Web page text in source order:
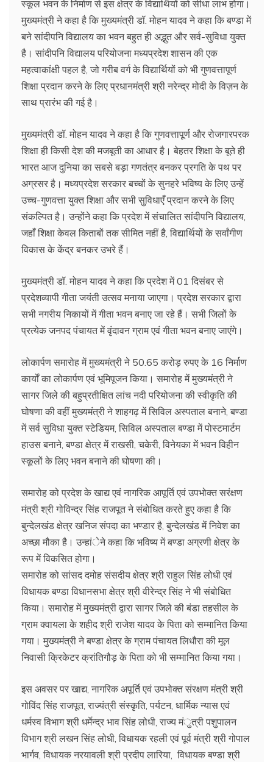
स्कूल भवन के निर्माण से इस क्षेत्र के विद्यार्थियों को सीधा लाभ होगा।
मुख्यमंत्री ने कहा है कि मुख्यमंत्री डॉ. मोहन यादव ने कहा कि बण्डा में
बने सांदीपनि विद्यालय का भवन बहुत ही अद्भुत और सर्व-सुविधा युक्त
है। सांदीपनि विद्यालय परियोजना मध्यप्रदेश शासन की एक
महत्वाकांक्षी पहल है, जो गरीब वर्ग के विद्यार्थियों को भी गुणवत्तापूर्ण
शिक्षा प्रदान करने के लिए प्रधानमंत्री श्री नरेन्द्र मोदी के विज़न के
साथ प्रारंभ की गई है।
मुख्यमंत्री डॉ. मोहन यादव ने कहा है कि गुणवत्तापूर्ण और रोजगारपरक
शिक्षा ही किसी देश की मजबूती का आधार है। बेहतर शिक्षा के बूते ही
भारत आज दुनिया का सबसे बड़ा गणतंत्र बनकर प्रगति के पथ पर
अग्रसर है। मध्यप्रदेश सरकार बच्चों के सुनहरे भविष्य के लिए उन्हें
उच्च-गुणवत्ता युक्त शिक्षा और सभी सुविधाएँ प्रदान करने के लिए
संकल्पित है। उन्होंने कहा कि प्रदेश में संचालित सांदीपनि विद्यालय,
जहाँ शिक्षा केवल किताबों तक सीमित नहीं है, विद्यार्थियों के सर्वांगीण
विकास के केंद्र बनकर उभरे हैं।
मुख्यमंत्री डॉ. मोहन यादव ने कहा कि प्रदेश में 01 दिसंबर से
प्रदेशव्यापी गीता जयंती उत्सव मनाया जाएगा। प्रदेश सरकार द्वारा
सभी नगरीय निकायों में गीता भवन बनाए जा रहे हैं। सभी जिलों के
प्रत्येक जनपद पंचायत में वृंदावन ग्राम एवं गीता भवन बनाए जाएंगे।
लोकार्पण समारोह में मुख्यमंत्री ने 50.65 करोड़ रुपए के 16 निर्माण
कार्यों का लोकार्पण एवं भूमिपूजन किया। समारोह में मुख्यमंत्री ने
सागर जिले की बहुप्रतीक्षित लांच नदी परियोजना की स्वीकृति की
घोषणा की वहीं मुख्यमंत्री ने शाहगढ़ में सिविल अस्पताल बनाने, बण्डा
में सर्व सुविधा युक्त स्टेडियम, सिविल अस्पताल बण्डा में पोस्टमार्टम
हाउस बनाने, बण्डा क्षेत्र में राखसी, चकेरी, विनेयका में भवन विहीन
स्कूलों के लिए भवन बनाने की घोषणा की।
समारोह को प्रदेश के खाद्य एवं नागरिक आपूर्ति एवं उपभोक्त सरंक्षण
मंत्री श्री गोविन्द्र सिंह राजपूत ने संबोधित करते हुए कहा है कि
बुन्देलखंड क्षेत्र खनिज संपदा का भण्डार है, बुन्देलखंड में निवेश का
अच्छा मौका है। उन्हांेने कहा कि भविष्य में बण्डा अग्रणी क्षेत्र के
रूप में विकसित होगा।
समारोह को सांसद दमोह संसदीय क्षेत्र श्री राहुल सिंह लोधी एवं
विधायक बण्डा विधानसभा क्षेत्र श्री वीरेन्द्र सिंह ने भी संबोधित
किया। समारोह में मुख्यमंत्री द्वारा सागर जिले की बंडा तहसील के
ग्राम क्वायला के शहीद श्री राजेश यादव के पिता को सम्मानित किया
गया। मुख्यमंत्री ने बण्डा क्षेत्र के ग्राम पंचायत लिधौरा की मूल
निवासी क्रिकेटर क्रांतिगौड़ के पिता को भी सम्मानित किया गया।
इस अवसर पर खाद्य, नागरिक अपूर्ति एवं उपभोक्त संरक्षण मंत्री श्री
गोविंद सिंह राजपूत, राज्यंत्री संस्कृति, पर्यटन, धार्मिक न्यास एवं
धर्मस्व विभाग श्री धर्मेन्द्र भाव सिंह लोधी, राज्य मंुत्री पशुपालन
विभाग श्री लखन सिंह लोधी, विधायक रहली एवं पूर्व मंत्री श्री गोपाल
भार्गव, विधायक नरयावली श्री प्रदीप लारिया, विधायक बण्डा श्री